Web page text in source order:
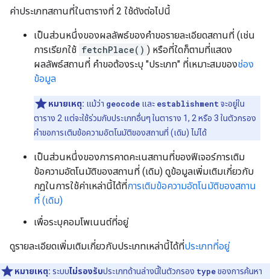
ค่าประเภทสถานที่ในตารางที่ 2 ใช้ดังต่อไปนี้
เป็นส่วนหนึ่งของผลลัพธ์ของคำขอรายละเอียดสถานที่ (เช่น
การเรียกใช้ fetchPlace() ) หรือที่ใดก็ตามที่แสดง
ผลลัพธ์สถานที่ คำขอต้องระบุ "ประเภท" ที่เหมาะสมของช่อง
ข้อมูล
หมายเหตุ: แม้ว่า geocode และ establishment จะอยู่ใน
ตาราง 2 แต่จะใช้ร่วมกับประเภทอื่นๆ ในตาราง 1, 2 หรือ 3 ในตัวกรอง
คำขอการเติมข้อความอัตโนมัติของสถานที่ (เดิม) ไม่ได้
เป็นส่วนหนึ่งของการคาดคะเนสถานที่ของฟีเจอร์การเติม
ข้อความอัตโนมัติของสถานที่ (เดิม) ดูข้อมูลเพิ่มเติมเกี่ยวกับ
กฎในการใช้ค่าเหล่านี้ได้ที่การเติมข้อความอัตโนมัติของสถาน
ที่ (เดิม)
เพื่อระบุคอมโพเนนต์ที่อยู่
ดูรายละเอียดเพิ่มเติมเกี่ยวกับประเภทเหล่านี้ได้ที่ประเภทที่อยู่
หมายเหตุ: ระบบไม่รองรับประเภทด้านล่างนี้ในตัวกรอง typeของการค้นหา